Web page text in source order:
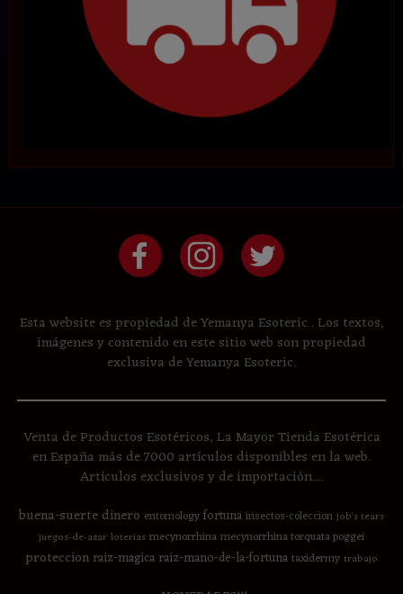
Esta website es propiedad de Yemanya Esoteric . Los textos,
imágenes y contenido en este sitio web son propiedad
exclusiva de Yemanya Esoteric.
Venta de Productos Esotéricos, La Mayor Tienda Esotérica
en España más de 7000 artículos disponibles en la web.
Artículos exclusivos y de importación....
buena-suertedinero entomologyfortunainsectos-coleccion job's tears
juegos-de-azar loterias mecynorrhinamecynorrhina torquata poggei
proteccion raiz-magica raiz-mano-de-la-fortunataxidermy trabajo